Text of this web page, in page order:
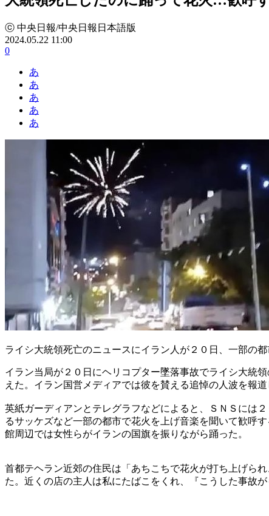
ⓒ 中央日報/中央日報日本語版
2024.05.22 11:00
0
あ
あ
あ
あ
あ
ライシ大統領死亡のニュースにイラン人が２０日、一部の
イラン当局が２０日にヘリコプター墜落事故でライシ大統
えた。イラン国営メディアでは彼を賛える追悼の人波を報
英紙ガーディアンとテレグラフなどによると、ＳＮＳには
るサッケズなど一部の都市で花火を上げ音楽を聞いて歓呼
館周辺では女性らがイランの国旗を振りながら踊った。
首都テヘラン近郊の住民は「あちこちで花火が打ち上げら
た。近くの店の主人は私にたばこをくれ、『こうした事故